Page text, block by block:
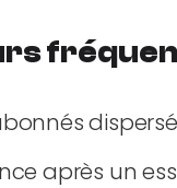
après un